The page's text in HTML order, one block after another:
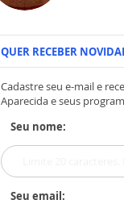
QUER RECEBER
Cadastre seu e-mail e
Aparecida e seus
Seu nome:
Seu email: